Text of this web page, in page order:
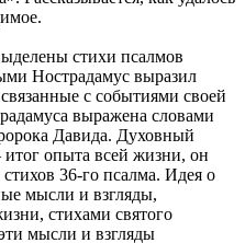
стихи псалмов
Нострадамус выразил
с событиями своей
выражена словами
Давида. Духовный
итог опыта всей жизни, он
36-го псалма. Идея о
мысли и взгляды,
стихами святого
мысли и взгляды